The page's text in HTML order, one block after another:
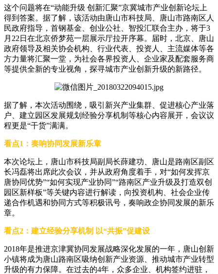
这个问题将在“动能升级 创新汇聚”京冀城市产业创新论坛上
得到答案。据了解，该活动由唐山市科技局、唐山市路南区人
民政府指导，首钢基金、创业公社、智投汇联合主办，将于3
月22日在北京侨梦苑一层展示厅拉开序幕。届时，北京、唐山
政府领导及相关协会机构、行业代表、投资人、主流媒体等各
方力量将汇聚一堂，为社会各界投资人、企业家及配套服务商
等提供全新的专业视角，探寻城市产业创新升级的新路径。
据了解，本次活动围绕，吸引新兴产业集群、促进核心产业落
户、建立园区发展规划经验分享机制等核心内容展开，会议议
程更是“干货”满满。
看点1：奏响协同发展新乐章
本次论坛上，唐山市科技局副局长薛建功、唐山是路南区副区
长冯磊将出席此次会议，并从政府角度着手，对“如何发挥京
唐协同优势”“如何实现产业协同”“路南区产业升级及打造双创
园区新样板”等关键内容进行解读，向投资机构、社会企业传
递合作机遇和协同方式等积极讯号，奏响政企协同发展的新乐
章。
看点2：建立经验分享机制 以“共振”促建设
2018年是推进京津冀协同发展战略深化发展的一年，唐山创新
小镇将成为唐山路南区吸纳创新产业资源、推动城市产业转型
升级的有力保障。在过去的4年，众多企业、机构签约进驻，